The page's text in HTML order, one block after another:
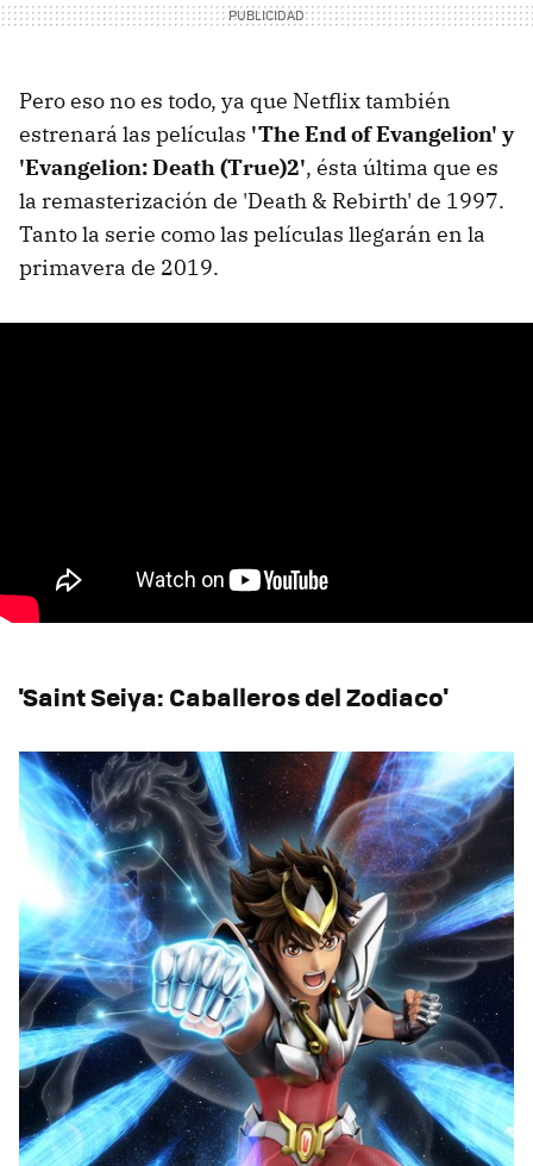
Pero eso no es todo, ya que Netflix también
estrenará las películas 'The End of Evangelion' y
'Evangelion: Death (True)2', ésta última que es
la remasterización de 'Death & Rebirth' de 1997.
Tanto la serie como las películas llegarán en la
primavera de 2019.
'Saint Seiya: Caballeros del Zodiaco'